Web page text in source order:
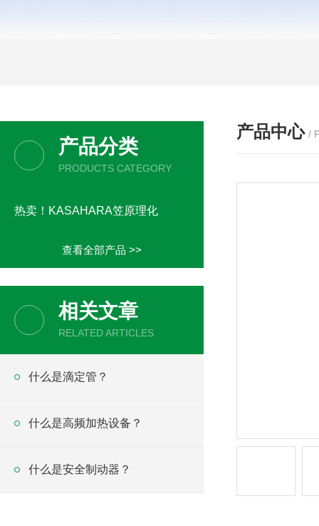
产品中心 /
产品分类
PRODUCTS CATEGORY
热卖！KASAHARA笠原理化
查看全部产品 >>
相关文章
RELATED ARTICLES
什么是滴定管？
什么是高频加热设备？
什么是安全制动器？